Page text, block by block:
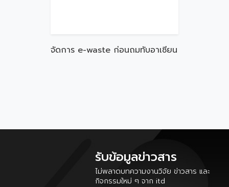
จัดการ e-waste ก่อนถมทับอาเซียน
รับข้อมูลข่าวสาร
ไม่พลาดบทความงานวิจัย ข่าวสาร และ
กิจกรรมใหม่ ๆ จาก itd